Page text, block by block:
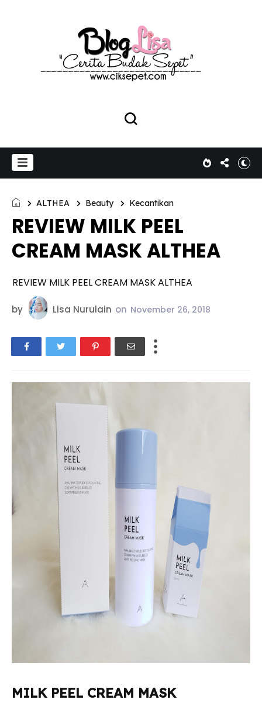
ALTHEA Beauty Kecantikan
REVIEW MILK PEEL
CREAM MASK ALTHEA
REVIEW MILK PEEL CREAM MASK ALTHEA
by Lisa Nurulain on November 26, 2018
MILK PEEL CREAM MASK